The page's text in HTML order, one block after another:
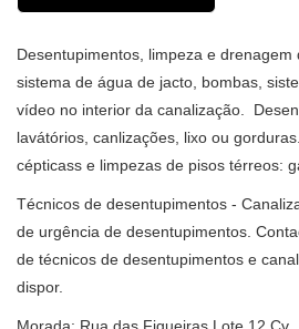
Desentupimentos, limpeza e drenagem
sistema de água de jacto, bombas,
vídeo no interior da canalização.
lavátórios, canlizações, lixo ou
cépticass e limpezas de pisos térreos:
Técnicos de desentupimentos -
de urgência de desentupimentos.
de técnicos de desentupimentos e
dispor.